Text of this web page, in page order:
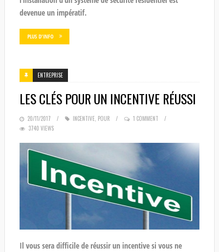
devenue un impératif.
PLUS D'INFO
ENTREPRISE
LES CLÉS POUR UN INCENTIVE RÉUSSI
POSTED
ON
20/11/2017 INCENTIVE, POUR
1 COMMENT
3740 VIEWS
Il vous sera difficile de réussir un incentive si vous ne